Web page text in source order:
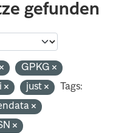
gefunden
GPKG
just
Tags: